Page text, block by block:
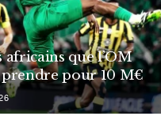
africains que l’OM
pour 10 M€